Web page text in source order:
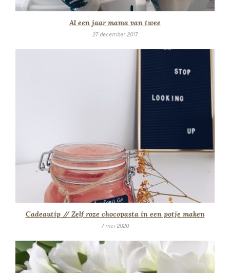
Al een jaar mama van twee
27 december 2017
Cadeautip // Zelf roze chocopasta in een potje maken
7 mei 2020